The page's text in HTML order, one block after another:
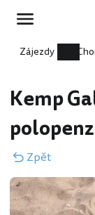
Zájezdy
Kemp
Zpět